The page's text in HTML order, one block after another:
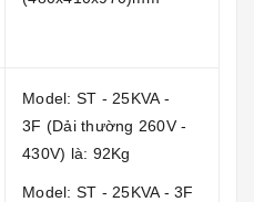
Model: ST - 25KVA -
3F (Dải thường 260V -
430V) là: 92Kg
Model: ST - 25KVA - 3F